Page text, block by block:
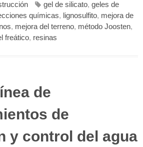
gel de silicato, geles de
químicas, lignosulfito, mejora de
, mejora del terreno, método Joosten,
freático, resinas
de
de
y control del agua